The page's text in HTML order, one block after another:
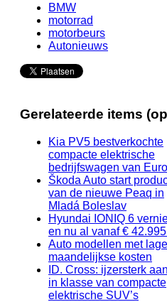
BMW
motorrad
motorbeurs
Autonieuws
Gerelateerde items
Kia PV5 bestverkochte
compacte elektrische
bedrijfswagen van
Škoda Auto start
van de nieuwe Peaq in
Mladá Boleslav
Hyundai IONIQ 6
en nu al vanaf €
Auto modellen met lage
maandelijkse kosten
ID. Cross: ijzersterk
in klasse van compacte
elektrische SUV’s